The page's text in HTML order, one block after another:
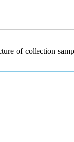
of collection